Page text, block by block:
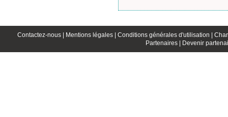
Contactez-nous | Mentions légales | Conditions générales d'utilisation |
Partenaires |
Devenir